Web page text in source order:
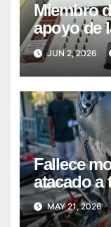
Miembro
apoyo de
realizaron
provincia
JUN 2, 2026
Fallece
atacado a
parada
pasajero
MAY 21, 2026